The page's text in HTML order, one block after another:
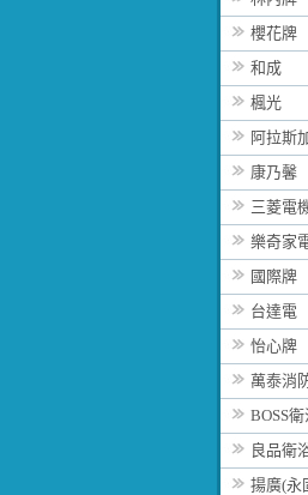
櫻花牌
和成
楓光
阿拉斯
康乃馨
三菱電
樂奇家
國際牌
台達電
怡心牌
萬泰消
BOSS
良品衛
揚廣(永